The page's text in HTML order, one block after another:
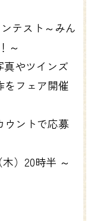
テスト～みん
～
やツインズ
をフェア開催
ントで応募
）20時半 ～